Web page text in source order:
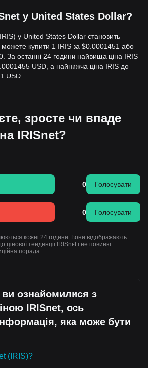
у United States Dollar?
у United States Dollar становить
купити 1 IRIS за $0.0001451 або
За останні 24 години найвища ціна IRIS
USD, а найнижча ціна IRIS до
USD.
зросте чи впаде
IRISnet?
0 Голосувати
0 Голосувати
кожні 24 години. Вони відображають
цінової тенденції IRISnet і не повинні
порада.
ви ознайомилися з
IRISnet, ось
яка може бути
(IRIS)?